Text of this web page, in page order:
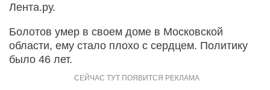
Лента.ру.
Болотов умер в своем доме в Московской
области, ему стало плохо с сердцем. Политику
было 46 лет.